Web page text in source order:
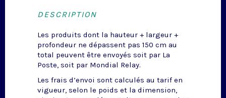
DESCRIPTION
Les produits dont la hauteur + largeur +
profondeur ne dépassent pas 150 cm au
total peuvent être envoyés soit par La
Poste, soit par Mondial Relay.
Les frais d’envoi sont calculés au tarif en
vigueur, selon le poids et la dimension,